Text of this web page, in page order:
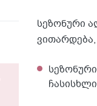
სეზონური